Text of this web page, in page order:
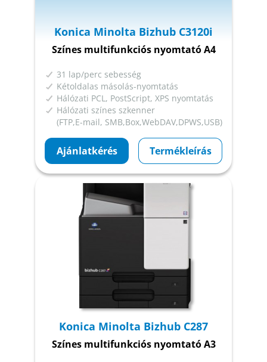
Konica Minolta Bizhub C3120i
Színes multifunkciós nyomtató A4
31 lap/perc sebesség
Kétoldalas másolás-nyomtatás
Hálózati PCL, PostScript, XPS nyomtatás
Hálózati színes szkenner
(FTP,E-mail, SMB,Box,WebDAV,DPWS,USB)
Ajánlatkérés Termékleírás
Konica Minolta Bizhub C287
Színes multifunkciós nyomtató A3